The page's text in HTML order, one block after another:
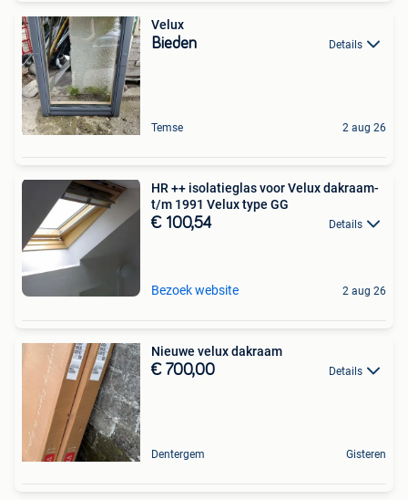
Velux
Bieden Details
Temse 2 aug 26
HR ++ isolatieglas voor Velux dakraam-
t/m 1991 Velux type GG
€ 100,54 Details
Bezoek website 2 aug 26
Nieuwe velux dakraam
€ 700,00 Details
Dentergem Gisteren